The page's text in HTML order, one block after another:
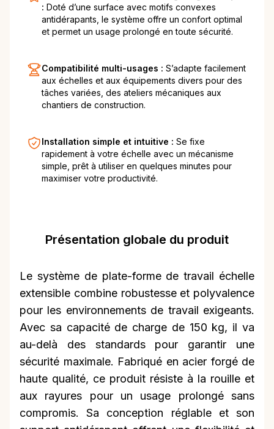
: Doté d’une surface avec motifs convexes
antidérapants, le système offre un confort optimal
et permet un usage prolongé en toute sécurité.
Compatibilité multi-usages : S’adapte facilement
aux échelles et aux équipements divers pour des
tâches variées, des ateliers mécaniques aux
chantiers de construction.
Installation simple et intuitive : Se fixe
rapidement à votre échelle avec un mécanisme
simple, prêt à utiliser en quelques minutes pour
maximiser votre productivité.
Présentation globale du produit
Le système de plate-forme de travail échelle
extensible combine robustesse et polyvalence
pour les environnements de travail exigeants.
Avec sa capacité de charge de 150 kg, il va
au-delà des standards pour garantir une
sécurité maximale. Fabriqué en acier forgé de
haute qualité, ce produit résiste à la rouille et
aux rayures pour un usage prolongé sans
compromis. Sa conception réglable et son